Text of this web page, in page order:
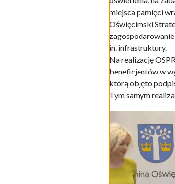
miejsca pamięci
Oświęcimski
in. infrastruktury.
Na realizację
beneficjentów w
którą objęto
Tym samym